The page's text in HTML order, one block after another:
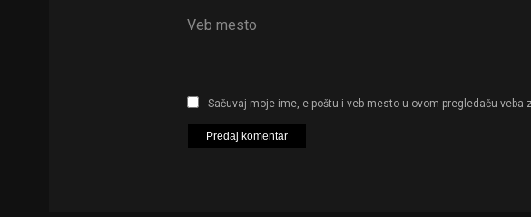
Veb mesto
Sačuvaj moje ime, e-poštu i veb mesto u ovom pregledaču veba